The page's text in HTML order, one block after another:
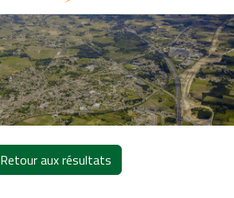
Retour aux résultats